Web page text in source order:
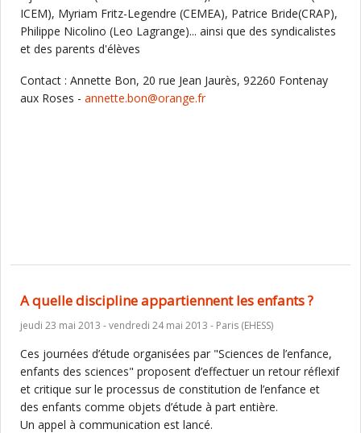
ICEM), Myriam Fritz-Legendre (CEMEA), Patrice Bride(CRAP),
Philippe Nicolino (Leo Lagrange)... ainsi que des syndicalistes
et des parents d'élèves
Contact : Annette Bon, 20 rue Jean Jaurès, 92260 Fontenay
aux Roses - annette.bon@orange.fr
A quelle discipline appartiennent les enfants ?
jeudi 23 mai 2013 - vendredi 24 mai 2013 - Paris (EHESS)
Ces journées d’étude organisées par "Sciences de l’enfance,
enfants des sciences" proposent d’effectuer un retour réflexif
et critique sur le processus de constitution de l’enfance et
des enfants comme objets d’étude à part entière.
Un appel à communication est lancé.